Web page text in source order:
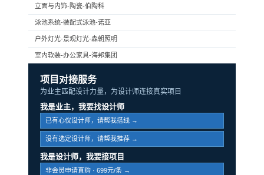
立面与内饰-陶瓷-伯陶科
泳池系统-装配式泳池-诺亚
户外灯光-景观灯光-森朝照明
室内软装-办公家具-海邦集团
项目对接服务
为业主匹配设计力量，为设计师连接真实项目
我是业主，我要找设计师
已有心仪设计师，请帮我搭线 →
没有选定设计师，请帮我推荐 →
我是设计师，我要接项目
非会员申请直购 · 699元/条 →